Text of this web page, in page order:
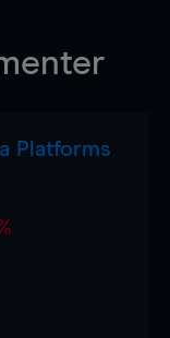
Platforms